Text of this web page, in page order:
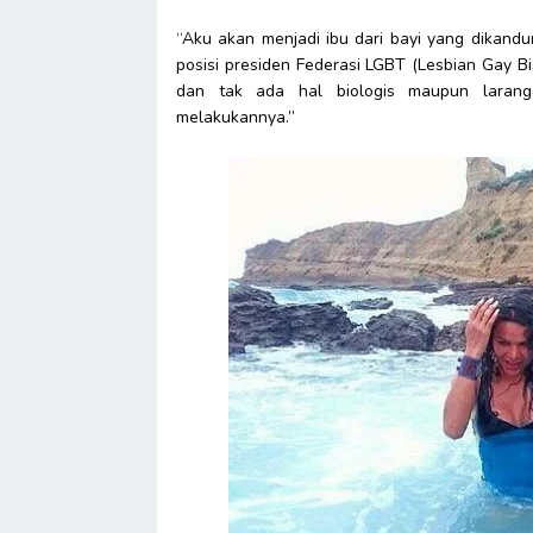
“Aku akan menjadi ibu dari bayi yang
posisi presiden Federasi LGBT (Lesbian Gay
dan tak ada hal biologis maupun
melakukannya.”